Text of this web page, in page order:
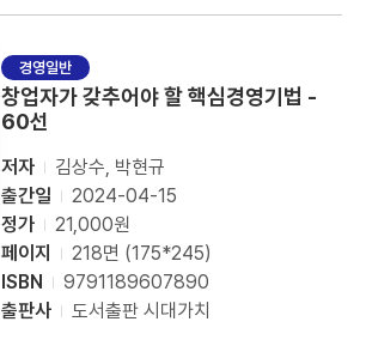
경영일반
창업자가 갖추어야 할 핵심경영기법 -
60선
저자
김상수, 박현규
출간일
2024-04-15
정가
21,000원
페이지
218면 (175*245)
ISBN
9791189607890
출판사
도서출판 시대가치